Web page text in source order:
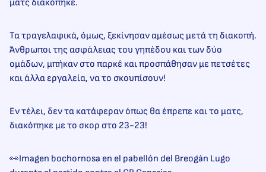
ματς διακόπηκε.
Τα τραγελαφικά, όμως, ξεκίνησαν αμέσως μετά τη διακοπή.
Άνθρωποι της ασφάλειας του γηπέδου και των δύο
ομάδων, μπήκαν στο παρκέ και προσπάθησαν με πετσέτες
και άλλα εργαλεία, να το σκουπίσουν!
Εν τέλει, δεν τα κατάφεραν όπως θα έπρεπε και το ματς,
διακόπηκε με το σκορ στο 23-23!
👀Imagen bochornosa en el pabellón del Breogán Lugo